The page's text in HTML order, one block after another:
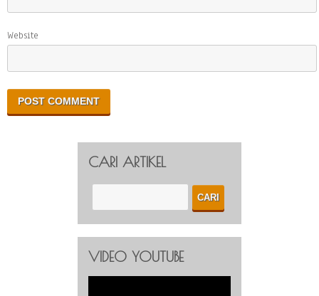
Website
CARI ARTIKEL
VIDEO YOUTUBE